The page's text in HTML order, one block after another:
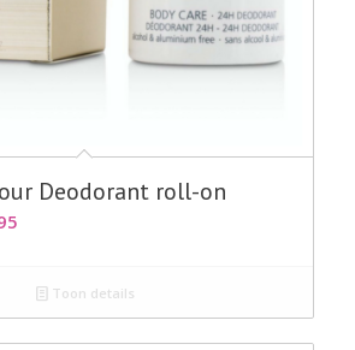
Deodorant roll-on
Huidige
€22.95.
Toon details